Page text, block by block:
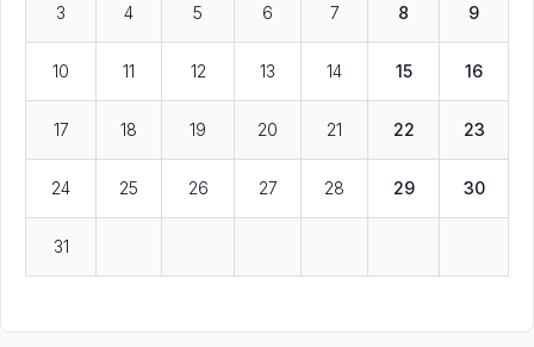
3 4 5 6 7 8 9
10 11 12 13 14 15 16
17 18 19 20 21 22 23
24 25 26 27 28 29 30
31